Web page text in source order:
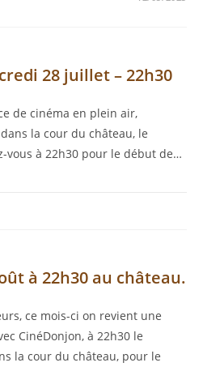
28 juillet – 22h30
de cinéma en plein air,
la cour du château, le
vous à 22h30 pour le début de…
à 22h30 au château.
ce mois-ci on revient une
CinéDonjon, à 22h30 le
la cour du château, pour le